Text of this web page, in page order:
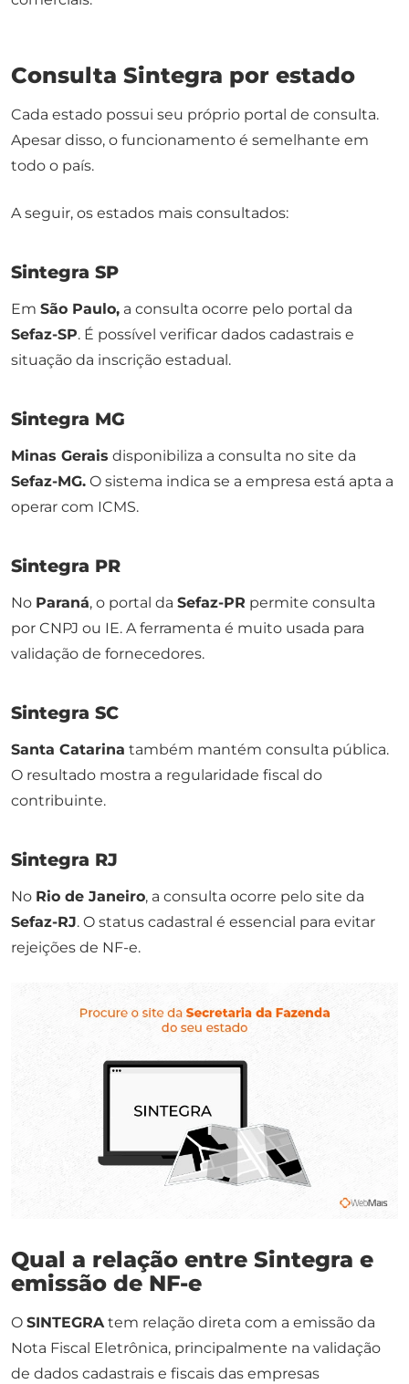
Consulta Sintegra por estado
Cada estado possui seu próprio portal de consulta.
Apesar disso, o funcionamento é semelhante em
todo o país.
A seguir, os estados mais consultados:
Sintegra SP
Em São Paulo, a consulta ocorre pelo portal da
Sefaz-SP. É possível verificar dados cadastrais e
situação da inscrição estadual.
Sintegra MG
Minas Gerais disponibiliza a consulta no site da
Sefaz-MG. O sistema indica se a empresa está apta a
operar com ICMS.
Sintegra PR
No Paraná, o portal da Sefaz-PR permite consulta
por CNPJ ou IE. A ferramenta é muito usada para
validação de fornecedores.
Sintegra SC
Santa Catarina também mantém consulta pública.
O resultado mostra a regularidade fiscal do
contribuinte.
Sintegra RJ
No Rio de Janeiro, a consulta ocorre pelo site da
Sefaz-RJ. O status cadastral é essencial para evitar
rejeições de NF-e.
Qual a relação entre Sintegra e
emissão de NF-e
O SINTEGRAtem relação direta com a emissão da
Nota Fiscal Eletrônica, principalmente na validação
de dados cadastrais e fiscais das empresas